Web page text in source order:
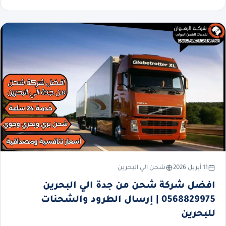
11 أبريل 2026 شحن الي البحرين
افضل شركة شحن من جدة الي البحرين
0568829975 | إرسال الطرود والشحنات
للبحرين